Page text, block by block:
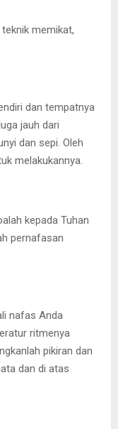
memikat,
dan tempatnya
jauh dari
dan sepi. Oleh
melakukannya.
kepada Tuhan
pernafasan
nafas Anda
ritmenya
pikiran dan
dan di atas